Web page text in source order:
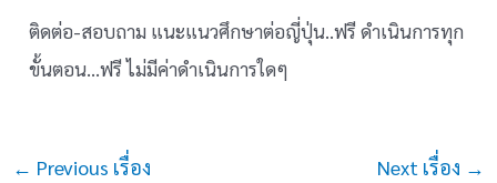
ติดต่อ-สอบถาม แนะแนวศึกษาต่อญี่ปุ่น..ฟรี ดำเนินการทุก
ขั้นตอน…ฟรี ไม่มีค่าดำเนินการใดๆ
Post
← Previous เรื่อง Next เรื่อง →